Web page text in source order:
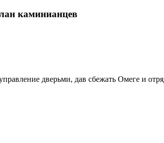
каминианцев
дверьми, дав сбежать Омеге и